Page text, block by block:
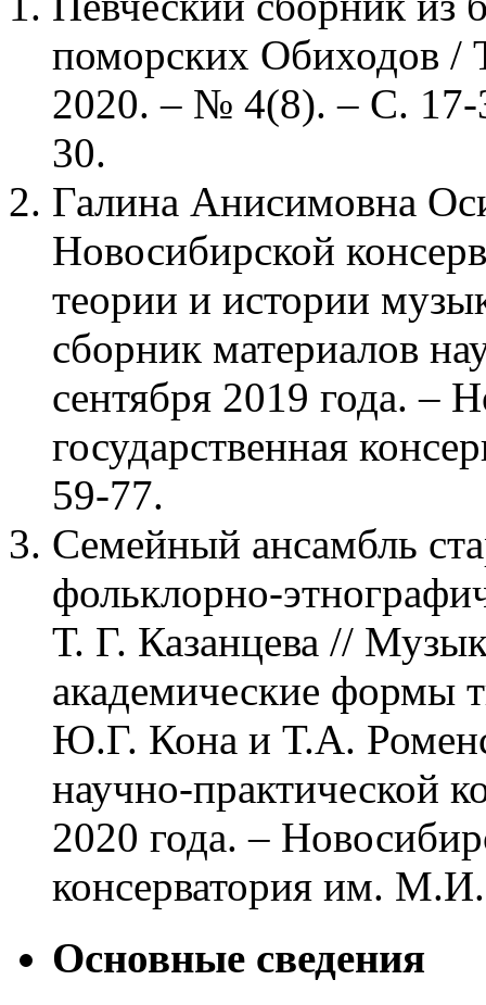
поморских Обиходов
2020. – № 4(8). – С. 17-
30.
Галина Анисимовна
Новосибирской
теории и истории
сборник материалов
сентября 2019 года. –
государственная
59-77.
Семейный ансамбль
фольклорно-
Т. Г. Казанцева //
академические формы
Ю.Г. Кона и Т.А.
научно-практической
2020 года. –
консерватория им.
Основные сведения